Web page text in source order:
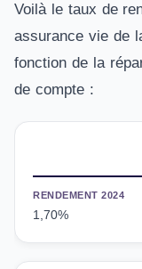
Voilà le taux de
assurance vie de
fonction de la
de compte :
RENDEMENT 2024
1,70%